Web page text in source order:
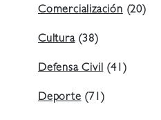
Comercialización (20)
Cultura(38)
Defensa Civil (41)
Deporte (71)